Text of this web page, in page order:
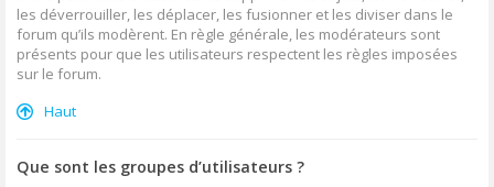
les déverrouiller, les déplacer, les fusionner et les diviser dans le
forum qu’ils modèrent. En règle générale, les modérateurs sont
présents pour que les utilisateurs respectent les règles imposées
sur le forum.
Haut
Que sont les groupes d’utilisateurs ?